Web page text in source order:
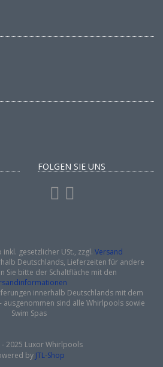
FOLGEN SIE UNS
inkl. gesetzlicher USt., zzgl. Versand
Deutschlands, Lieferzeiten für andere
Sie bitte der Schaltfläche mit den
innerhalb Deutschlands mit dem
ausgenommen sind alle Whirlpools sowie
Swim Spas
2025 Luxor Whirlpools
by JTL-Shop